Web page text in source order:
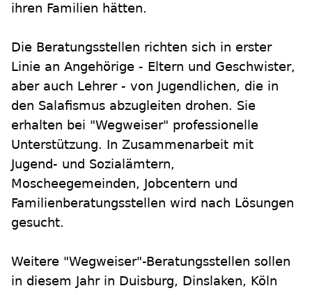
ihren Familien hätten.
Die Beratungsstellen richten sich in erster
Linie an Angehörige - Eltern und Geschwister,
aber auch Lehrer - von Jugendlichen, die in
den Salafismus abzugleiten drohen. Sie
erhalten bei "Wegweiser" professionelle
Unterstützung. In Zusammenarbeit mit
Jugend- und Sozialämtern,
Moscheegemeinden, Jobcentern und
Familienberatungsstellen wird nach Lösungen
gesucht.
Weitere "Wegweiser"-Beratungsstellen sollen
in diesem Jahr in Duisburg, Dinslaken, Köln